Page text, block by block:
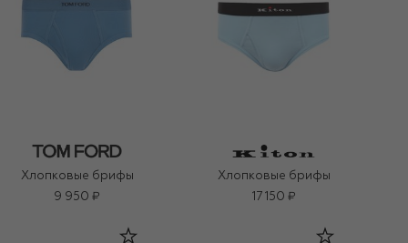
Хлопковые брифы
9 950 ₽
Хлопковые брифы
17 150 ₽